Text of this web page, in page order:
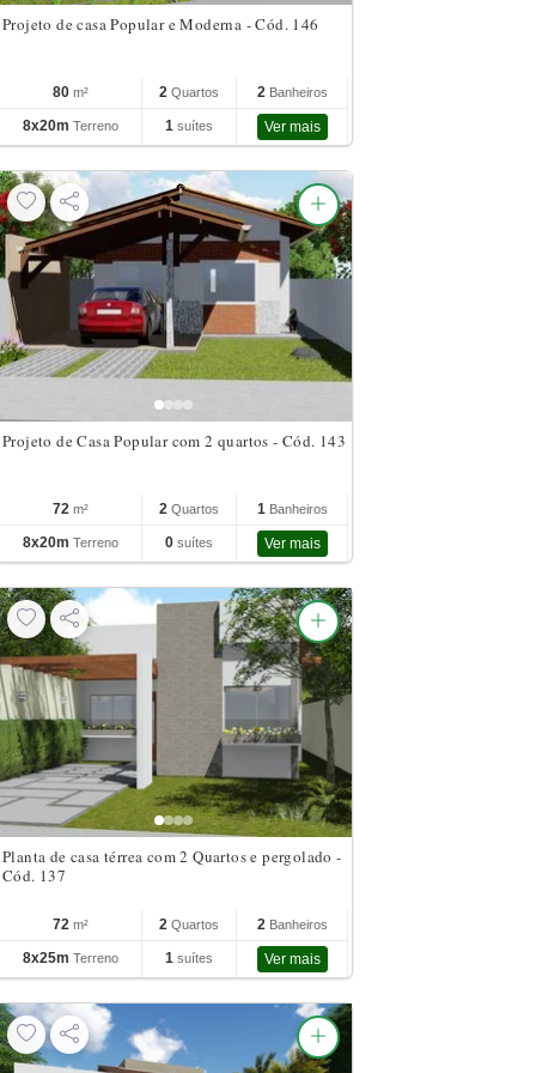
Projeto de casa Popular e Moderna - Cód. 146
80 m² 2 Quartos 2 Banheiros
8x20m Terreno 1 suítes Ver mais
Projeto de Casa Popular com 2 quartos - Cód. 143
72 m² 2 Quartos 1 Banheiros
8x20m Terreno 0 suítes Ver mais
Planta de casa térrea com 2 Quartos e pergolado -
Cód. 137
72 m² 2 Quartos 2 Banheiros
8x25m Terreno 1 suítes Ver mais